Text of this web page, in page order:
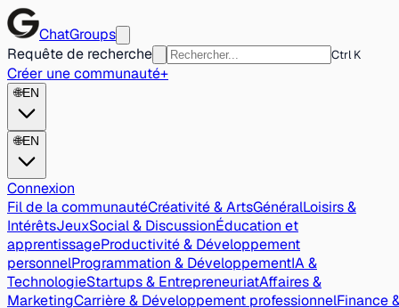
ChatGroups
Requête de recherche
Ctrl K
Créer une communauté+
🌐EN
🌐EN
Connexion
Fil de la communautéCréativité & ArtsGénéralLoisirs &
IntérêtsJeuxSocial & DiscussionÉducation et
apprentissageProductivité & Développement
personnelProgrammation & DéveloppementIA &
TechnologieStartups & EntrepreneuriatAffaires &
MarketingCarrière & Développement professionnelFinance